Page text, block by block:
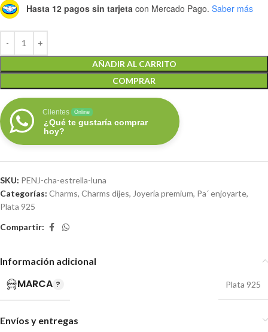
Hasta 12 pagos sin tarjeta con Mercado Pago. Saber más
AÑADIR AL CARRITO
COMPRAR
Clientes Online
¿Qué te gustaría comprar
hoy?
SKU: PENJ-cha-estrella-luna
Categorías: Charms, Charms dijes, Joyería premium, Pa´ enjoyarte,
Plata 925
Compartir:
Información adicional
MARCA Plata 925
Envíos y entregas